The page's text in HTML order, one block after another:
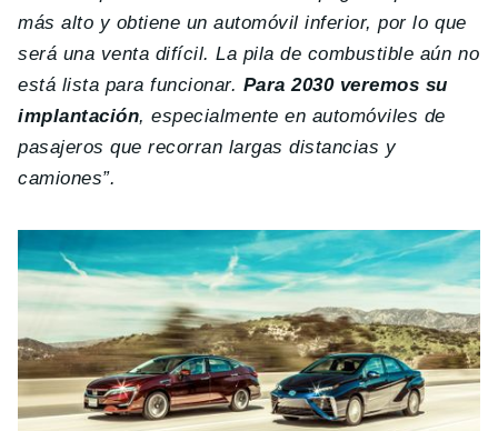
más alto y obtiene un automóvil inferior, por lo que
será una venta difícil. La pila de combustible aún no
está lista para funcionar. Para 2030 veremos su
implantación, especialmente en automóviles de
pasajeros que recorran largas distancias y
camiones”.